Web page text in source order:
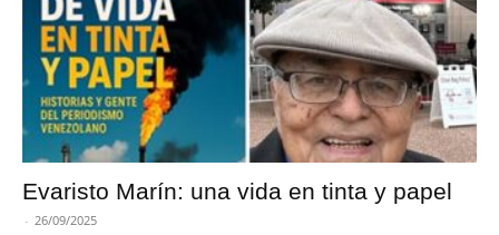
Evaristo Marín: una vida en tinta y papel
- 26/09/2025